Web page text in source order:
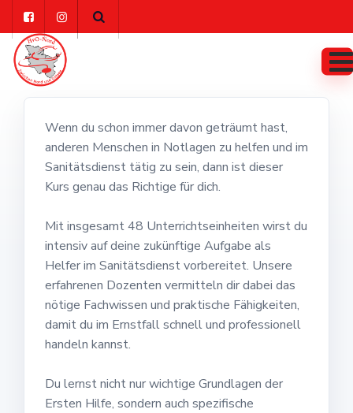
content
Wenn du schon immer davon geträumt hast,
anderen Menschen in Notlagen zu helfen und im
Sanitätsdienst tätig zu sein, dann ist dieser
Kurs genau das Richtige für dich.
Mit insgesamt 48 Unterrichtseinheiten wirst du
intensiv auf deine zukünftige Aufgabe als
Helfer im Sanitätsdienst vorbereitet. Unsere
erfahrenen Dozenten vermitteln dir dabei das
nötige Fachwissen und praktische Fähigkeiten,
damit du im Ernstfall schnell und professionell
handeln kannst.
Du lernst nicht nur wichtige Grundlagen der
Ersten Hilfe, sondern auch spezifische